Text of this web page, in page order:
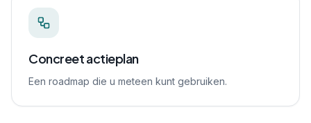
Concreet actieplan
Een roadmap die u meteen kunt gebruiken.